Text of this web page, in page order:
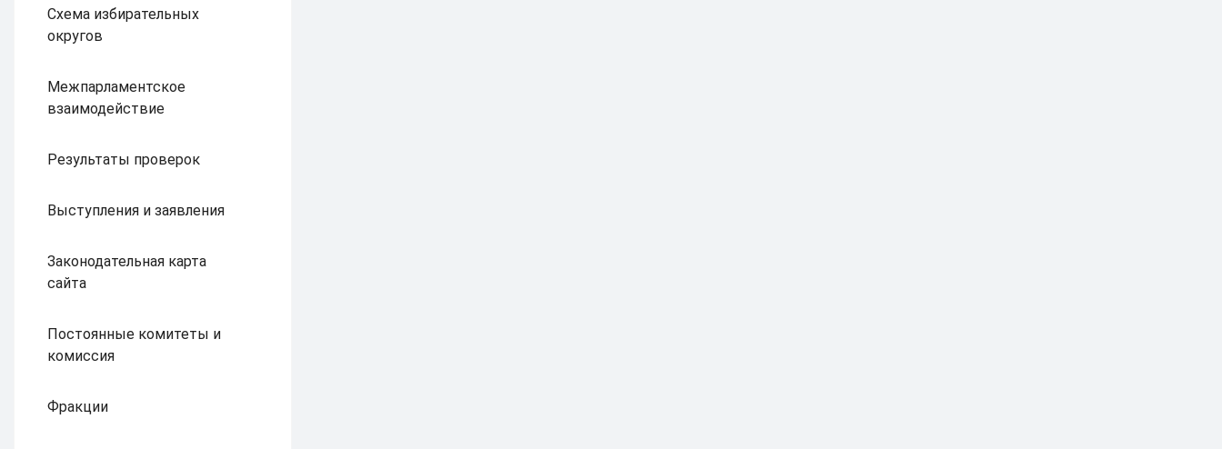
Схема избирательных
округов
Межпарламентское
взаимодействие
Результаты проверок
Выступления и заявления
Законодательная карта
сайта
Постоянные комитеты и
комиссия
Фракции